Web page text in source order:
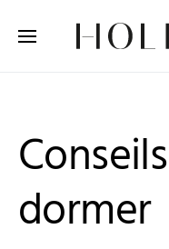
dormer